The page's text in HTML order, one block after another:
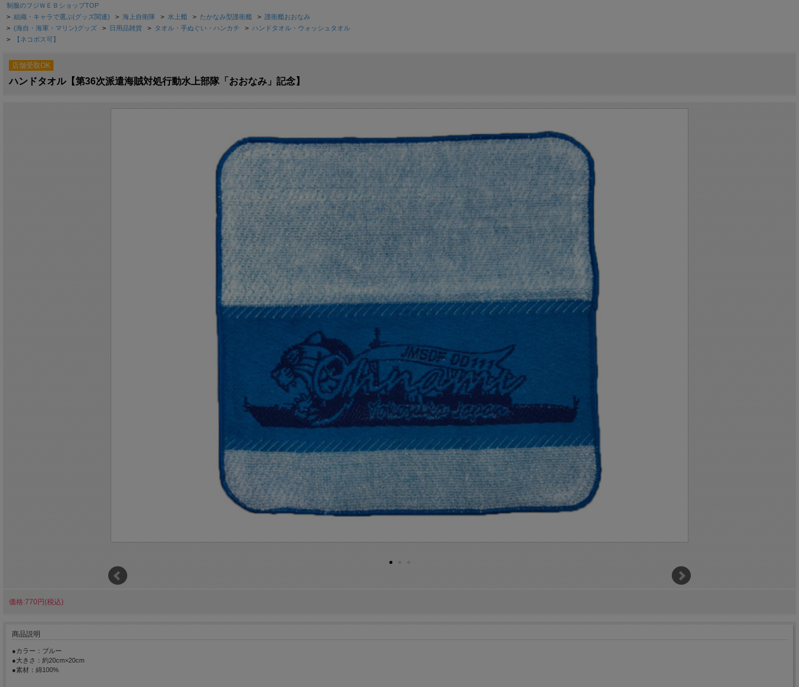
制服のフジＷＥＢショップTOP
> 組織・キャラで選ぶ(グッズ関連) > 海上自衛隊 > 水上艦 > たかなみ型護衛艦 > 護衛艦おおなみ
> (海自・海軍・マリン)グッズ > 日用品雑貨 > タオル・手ぬぐい・ハンカチ > ハンドタオル・ウォッシュタオル
> 【ネコポス可】
店舗受取OK
ハンドタオル【第36次派遣海賊対処行動水上部隊「おおなみ」記念】
価格:770円(税込)
商品説明
●カラー：ブルー
●大きさ：約20cm×20cm
●素材：綿100%